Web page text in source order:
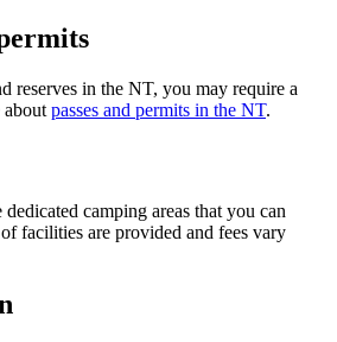
reserves in the NT, you may require a
about passes and permits in the NT.
camping areas that you can
facilities are provided and fees vary